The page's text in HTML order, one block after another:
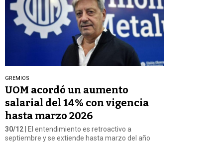
GREMIOS
UOM acordó un aumento
salarial del 14% con vigencia
hasta marzo 2026
30/12 | El entendimiento es retroactivo a
septiembre y se extiende hasta marzo del año